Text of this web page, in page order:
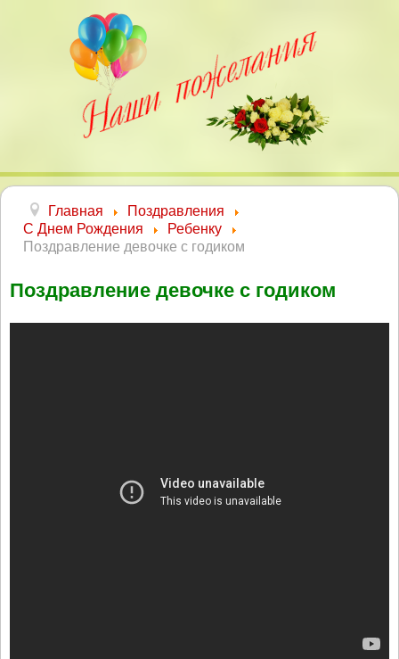
Главная
Поздравления
С Днем Рождения
Ребенку
Поздравление девочке с годиком
Поздравление девочке с годиком